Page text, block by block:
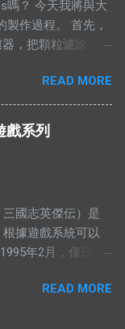
，卻沒有供
市無價”就等於有
解釋的話，就不
過需求。從經濟學
的情況下，價格
來西亞經常會有
很好大家都想買，
有見過搶手的貨
9月，侯志強（上水
說過一句話：“你
你。”身為華人，我
嗎？ 今天我將與大
作過程。 首先，
，把顆粒濾除。
旁待用。 在另外一
鹽。 用攪拌器把
，攪拌器一定要順
加入雞蛋，繼續
者直到麵糰有一
乾的大小的定。像
下面這個形狀，
品，希望妳們會
機密（我母親每
在這裡公開。有興趣
READ MORE
戲系列
三國志英傑伝）是
據遊戲系統可以
年2月，僅日
後的GBA版兩類。
READ MORE